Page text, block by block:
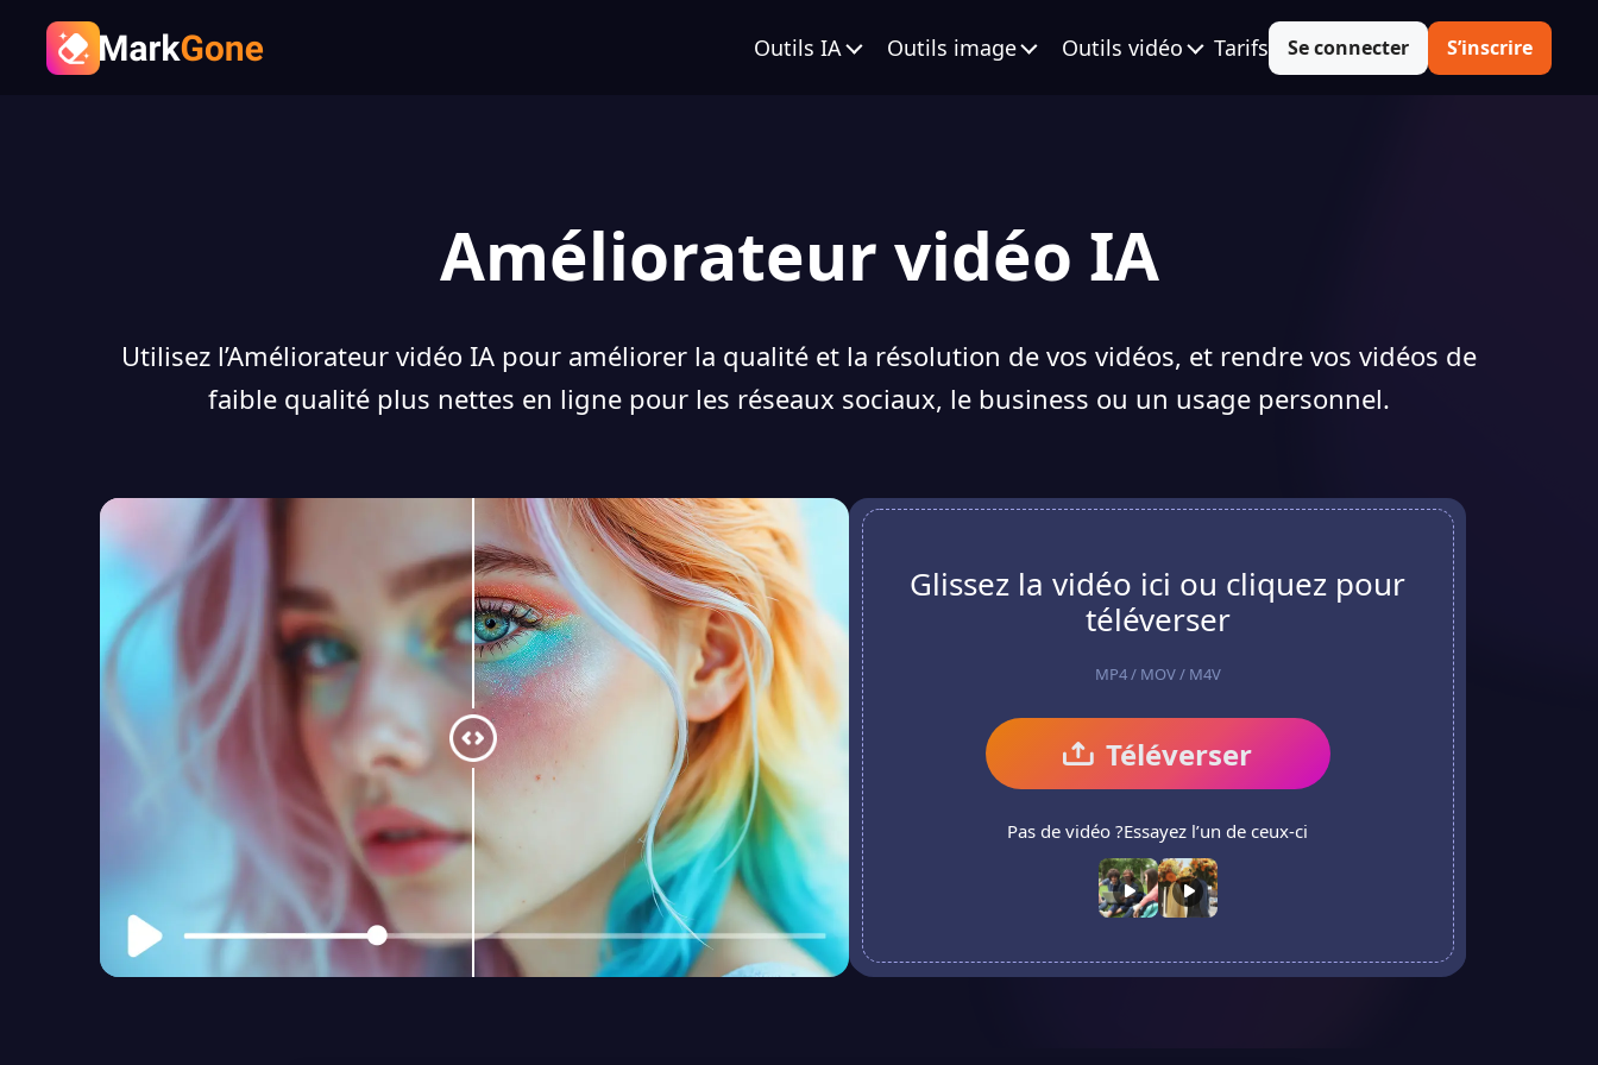
Outils IA Outils image Outils vidéo Tarifs Se connecter S’inscrire
Améliorateur vidéo IA
Utilisez l’Améliorateur vidéo IA pour améliorer la qualité et la résolution de vos vidéos, et rendre vos vidéos de
faible qualité plus nettes en ligne pour les réseaux sociaux, le business ou un usage personnel.
Glissez la vidéo ici ou cliquez pour
téléverser
MP4 / MOV / M4V
Téléverser
Pas de vidéo ?Essayez l’un de ceux-ci